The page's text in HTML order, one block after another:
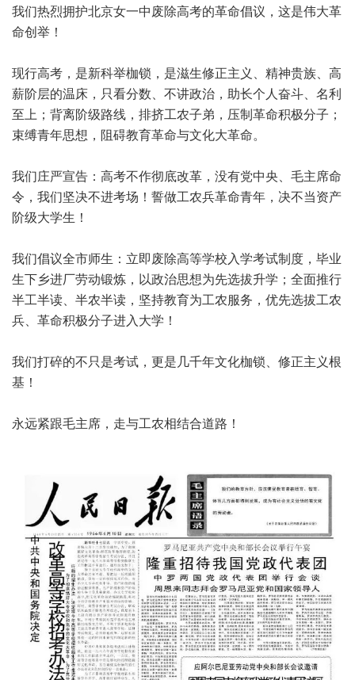
我们热烈拥护北京女一中废除高考的革命倡议，这是伟大革
命创举！
现行高考，是新科举枷锁，是滋生修正主义、精神贵族、高
薪阶层的温床，只看分数、不讲政治，助长个人奋斗、名利
至上；背离阶级路线，排挤工农子弟，压制革命积极分子；
束缚青年思想，阻碍教育革命与文化大革命。
我们庄严宣告：高考不作彻底改革，没有党中央、毛主席命
令，我们坚决不进考场！誓做工农兵革命青年，决不当资产
阶级大学生！
我们倡议全市师生：立即废除高等学校入学考试制度，毕业
生下乡进厂劳动锻炼，以政治思想为先选拔升学；全面推行
半工半读、半农半读，坚持教育为工农服务，优先选拔工农
兵、革命积极分子进入大学！
我们打碎的不只是考试，更是几千年文化枷锁、修正主义根
基！
永远紧跟毛主席，走与工农相结合道路！